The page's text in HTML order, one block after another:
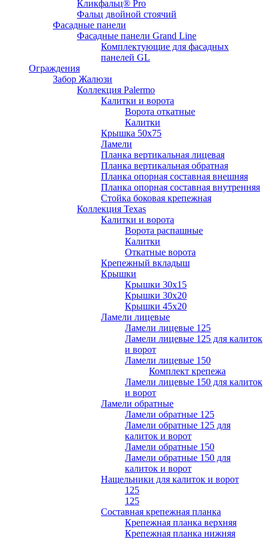
Кликфальц® Pro
Фальц двoйной стоячий
Фасадные панели
Фасадные панели Grand Line
Комплектующие для фасадных
панелей GL
Ограждения
Забор Жалюзи
Коллекция Palermo
Калитки и ворота
Ворота откатные
Калитки
Крышка 50х75
Ламели
Планка вертикальная лицевая
Планка вертикальная обратная
Планка опорная составная внешняя
Планка опорная составная внутренняя
Стойка боковая крепежная
Коллекция Texas
Калитки и ворота
Ворота распашные
Калитки
Откатные ворота
Крепежный вкладыш
Крышки
Крышки 30х15
Крышки 30х20
Крышки 45х20
Ламели лицевые
Ламели лицевые 125
Ламели лицевые 125 для калиток
и ворот
Ламели лицевые 150
Комплект крепежа
Ламели лицевые 150 для калиток
и ворот
Ламели обратные
Ламели обратные 125
Ламели обратные 125 для
калиток и ворот
Ламели обратные 150
Ламели обратные 150 для
калиток и ворот
Нащельники для калиток и ворот
125
125
Составная крепежная планка
Крепежная планка верхняя
Крепежная планка нижняя